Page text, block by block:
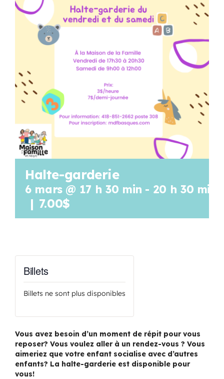
Programmation
Panier
OFFRES D’EMPLOI
Halte-garderie
6 mars @ 17 h 30 min - 20 h 30 min
| 7.00$
Billets
Billets ne sont plus disponibles
Vous avez besoin d’un moment de répit pour vous
reposer? Vous voulez aller à un rendez-vous ? Vous
aimeriez que votre enfant socialise avec d’autres
enfants? La halte-garderie est disponible pour
vous!